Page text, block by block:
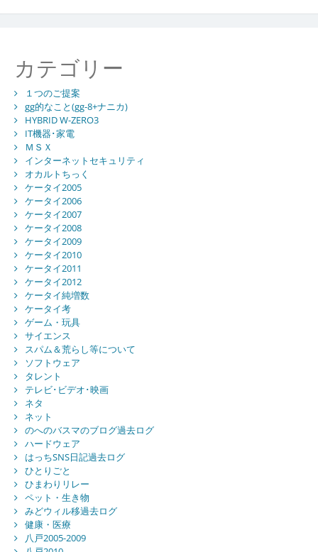
カテゴリー
１つのご提案
gg的なこと(gg-8+ナニカ)
HYBRID W-ZERO3
IT機器･家電
ＭＳＸ
インターネットセキュリティ
オカルトちっく
ケータイ2005
ケータイ2006
ケータイ2007
ケータイ2008
ケータイ2009
ケータイ2010
ケータイ2011
ケータイ2012
ケータイ純増数
ケータイ考
ゲーム・玩具
サイエンス
スパム＆荒らし等について
ソフトウェア
タレント
テレビ･ビデオ･映画
ネタ
ネット
のへのバスマのブログ過去ログ
ハードウェア
はっちSNS日記過去ログ
ひとりごと
ひまわりリレー
ペット・生き物
みどウィル移過去ログ
健康・医療
八戸2005-2009